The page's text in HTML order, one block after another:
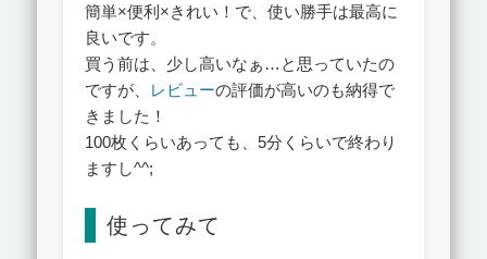
簡単×便利×きれい！で、使い勝手は最高に
良いです。
買う前は、少し高いなぁ…と思っていたの
ですが、
レビューの評価が高いのも納得で
きました！
100枚くらいあっても、5分くらいで終わり
ますし^^;
使ってみて